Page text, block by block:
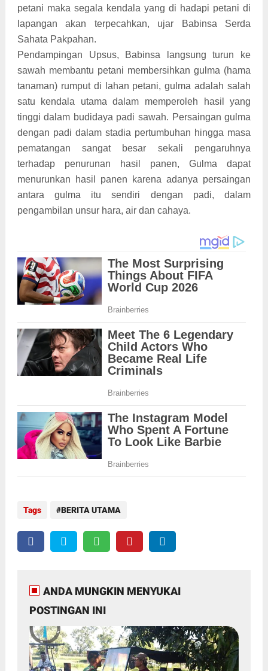
petani maka segala kendala yang di hadapi petani di
lapangan akan terpecahkan, ujar Babinsa Serda
Sahata Pakpahan.
Pendampingan Upsus, Babinsa langsung turun ke
sawah membantu petani membersihkan gulma (hama
tanaman) rumput di lahan petani, gulma adalah salah
satu kendala utama dalam memperoleh hasil yang
tinggi dalam budidaya padi sawah. Persaingan gulma
dengan padi dalam stadia pertumbuhan hingga masa
pematangan sangat besar sekali pengaruhnya
terhadap penurunan hasil panen, Gulma dapat
menurunkan hasil panen karena adanya persaingan
antara gulma itu sendiri dengan padi, dalam
pengambilan unsur hara, air dan cahaya.
Tags BERITA UTAMA
ANDA MUNGKIN MENYUKAI
POSTINGAN INI